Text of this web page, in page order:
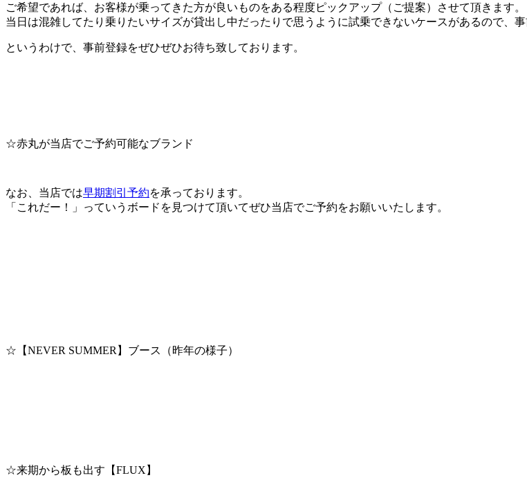
ご希望であれば、お客様が乗ってきた方が良いものをある程度ピックアップ（ご提案）させて頂きます。
当日は混雑してたり乗りたいサイズが貸出し中だったりで思うように試乗できないケースがあるので、
というわけで、事前登録をぜひぜひお待ち致しております。
☆赤丸が当店でご予約可能なブランド
なお、当店では早期割引予約を承っております。
「これだー！」っていうボードを見つけて頂いてぜひ当店でご予約をお願いいたします。
☆【NEVER SUMMER】ブース（昨年の様子）
☆来期から板も出す【FLUX】